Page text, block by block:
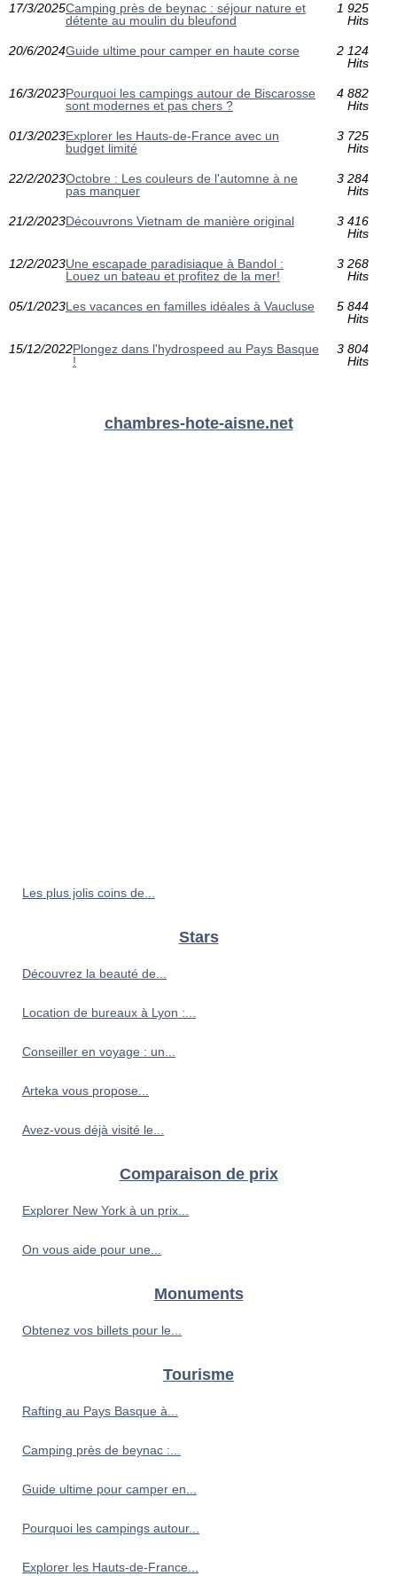
17/3/2025Camping près de beynac : séjour nature et
détente au moulin du bleufond
1 925
Hits
20/6/2024Guide ultime pour camper en haute corse
2 124
Hits
16/3/2023Pourquoi les campings autour de Biscarosse
sont modernes et pas chers ?
4 882
Hits
01/3/2023Explorer les Hauts-de-France avec un
budget limité
3 725
Hits
22/2/2023Octobre : Les couleurs de l'automne à ne
pas manquer
3 284
Hits
21/2/2023Découvrons Vietnam de manière original
3 416
Hits
12/2/2023Une escapade paradisiaque à Bandol :
Louez un bateau et profitez de la mer!
3 268
Hits
05/1/2023Les vacances en familles idéales à Vaucluse
5 844
Hits
15/12/2022Plongez dans l'hydrospeed au Pays Basque
!
3 804
Hits
chambres-hote-aisne.net
Les plus jolis coins de...
Stars
Découvrez la beauté de...
Location de bureaux à Lyon :...
Conseiller en voyage : un...
Arteka vous propose...
Avez-vous déjà visité le...
Comparaison de prix
Explorer New York à un prix...
On vous aide pour une...
Monuments
Obtenez vos billets pour le...
Tourisme
Rafting au Pays Basque à...
Camping près de beynac :...
Guide ultime pour camper en...
Pourquoi les campings autour...
Explorer les Hauts-de-France...